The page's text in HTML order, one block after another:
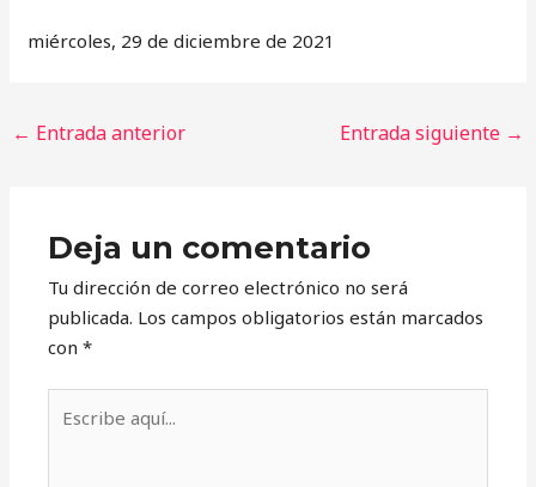
miércoles, 29 de diciembre de 2021
← Entrada anterior Entrada siguiente →
Deja un comentario
Tu dirección de correo electrónico no será
publicada. Los campos obligatorios están marcados
con*
aquí...